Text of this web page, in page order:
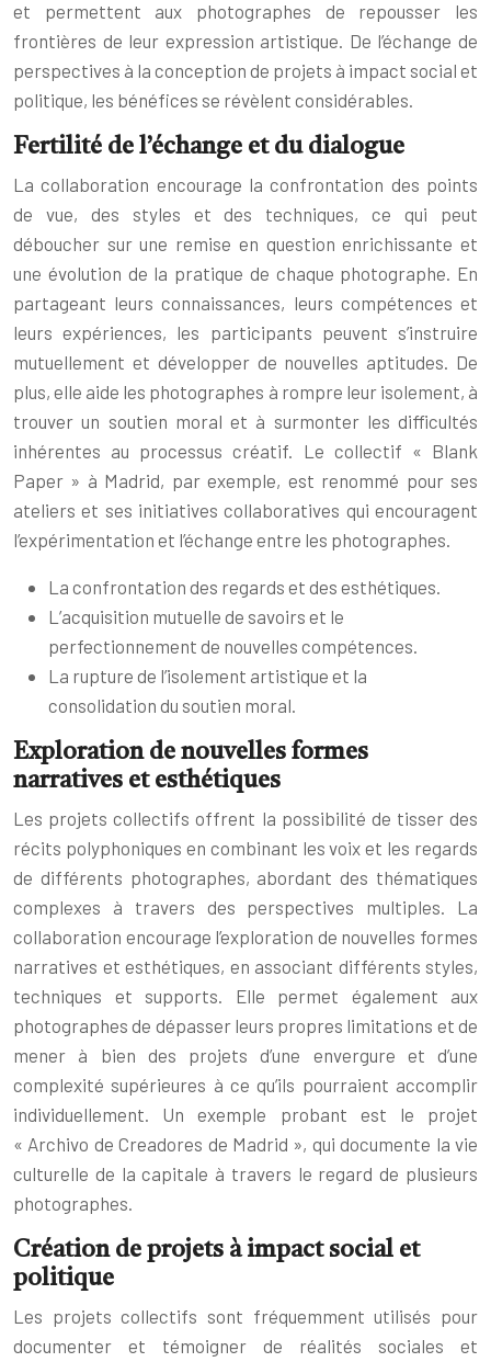
et permettent aux photographes de repousser les
frontières de leur expression artistique. De l’échange de
perspectives à la conception de projets à impact social et
politique, les bénéfices se révèlent considérables.
Fertilité de l’échange et du dialogue
La collaboration encourage la confrontation des points
de vue, des styles et des techniques, ce qui peut
déboucher sur une remise en question enrichissante et
une évolution de la pratique de chaque photographe. En
partageant leurs connaissances, leurs compétences et
leurs expériences, les participants peuvent s’instruire
mutuellement et développer de nouvelles aptitudes. De
plus, elle aide les photographes à rompre leur isolement, à
trouver un soutien moral et à surmonter les difficultés
inhérentes au processus créatif. Le collectif « Blank
Paper » à Madrid, par exemple, est renommé pour ses
ateliers et ses initiatives collaboratives qui encouragent
l’expérimentation et l’échange entre les photographes.
La confrontation des regards et des esthétiques.
L’acquisition mutuelle de savoirs et le
perfectionnement de nouvelles compétences.
La rupture de l’isolement artistique et la
consolidation du soutien moral.
Exploration de nouvelles formes
narratives et esthétiques
Les projets collectifs offrent la possibilité de tisser des
récits polyphoniques en combinant les voix et les regards
de différents photographes, abordant des thématiques
complexes à travers des perspectives multiples. La
collaboration encourage l’exploration de nouvelles formes
narratives et esthétiques, en associant différents styles,
techniques et supports. Elle permet également aux
photographes de dépasser leurs propres limitations et de
mener à bien des projets d’une envergure et d’une
complexité supérieures à ce qu’ils pourraient accomplir
individuellement. Un exemple probant est le projet
« Archivo de Creadores de Madrid », qui documente la vie
culturelle de la capitale à travers le regard de plusieurs
photographes.
Création de projets à impact social et
politique
Les projets collectifs sont fréquemment utilisés pour
documenter et témoigner de réalités sociales et